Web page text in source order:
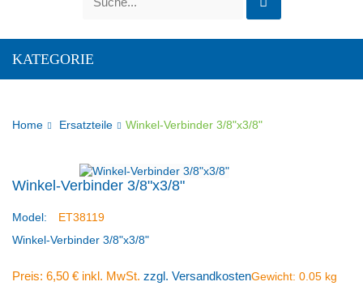
KATEGORIE
Home Ersatzteile Winkel-Verbinder 3/8"x3/8"
Winkel-Verbinder 3/8"x3/8"
Model:
ET38119
Winkel-Verbinder 3/8"x3/8"
Preis: 6,50 € inkl. MwSt. zzgl. VersandkostenGewicht: 0.05 kg